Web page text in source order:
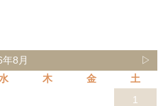
8月
▷
木 金
土
1